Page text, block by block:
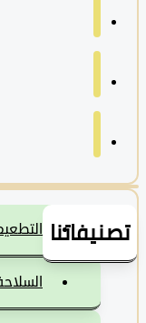
التطعيم(3)
السلاحف(24)